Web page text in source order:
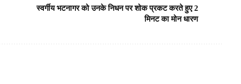
स्वर्गीय भटनागर को उनके निधन पर शोक प्रकट करते हुए 2
मिनट का मोन धारण